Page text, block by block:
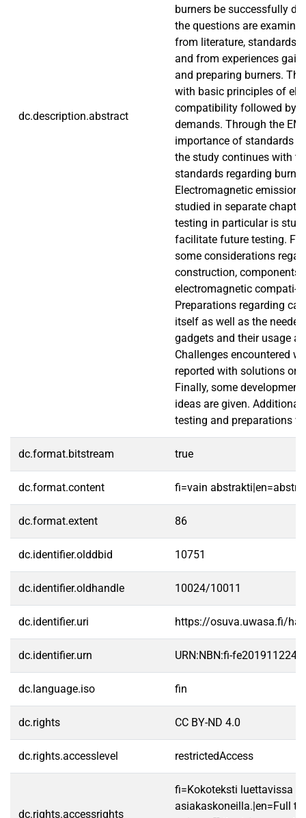
dc.description.abstract
burners be successfully
the questions are
from literature, standards
and from experiences
and preparing burners.
with basic principles of
compatibility followed by
demands. Through the
importance of standards
the study continues with
standards regarding
Electromagnetic
studied in separate
testing in particular is
facilitate future testing.
some considerations
construction, components’
electromagnetic compati-
Preparations regarding
itself as well as the
gadgets and their usage
Challenges encountered
reported with solutions or
Finally, some
ideas are given.
testing and preparations
dc.format.bitstream true
dc.format.content fi=vain
dc.format.extent 86
dc.identifier.olddbid 10751
dc.identifier.oldhandle 10024/10011
dc.identifier.uri https://osuva.uwasa.fi/
dc.identifier.urn URN:NBN:fi-
dc.language.iso fin
dc.rights CC BY-ND 4.0
dc.rights.accesslevel restrictedAccess
dc.rights.accessrights
fi=Kokoteksti luettavissa
asiakaskoneilla.|en=Full